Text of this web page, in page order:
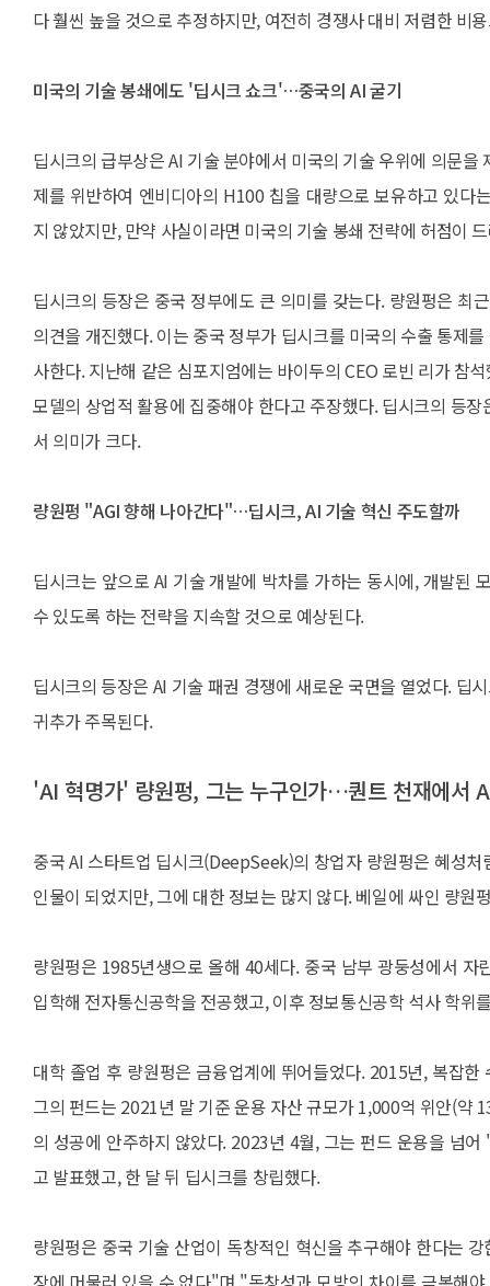
다 훨씬 높을 것으로 추정하지만, 여전히 경쟁사 대비 저렴한 비
미국의 기술 봉쇄에도 '딥시크 쇼크'…중국의 AI 굴기
딥시크의 급부상은 AI 기술 분야에서 미국의 기술 우위에 의문
제를 위반하여 엔비디아의 H100 칩을 대량으로 보유하고 있다
지 않았지만, 만약 사실이라면 미국의 기술 봉쇄 전략에 허점이
딥시크의 등장은 중국 정부에도 큰 의미를 갖는다. 량원펑은 최
의견을 개진했다. 이는 중국 정부가 딥시크를 미국의 수출 통제
사한다. 지난해 같은 심포지엄에는 바이두의 CEO 로빈 리가 참
모델의 상업적 활용에 집중해야 한다고 주장했다. 딥시크의 등
서 의미가 크다.
량원펑 "AGI 향해 나아간다"…딥시크, AI 기술 혁신 주도할까
딥시크는 앞으로 AI 기술 개발에 박차를 가하는 동시에, 개발된
수 있도록 하는 전략을 지속할 것으로 예상된다.
딥시크의 등장은 AI 기술 패권 경쟁에 새로운 국면을 열었다. 딥
귀추가 주목된다.
'AI 혁명가' 량원펑, 그는 누구인가…퀀트 천재에서
중국 AI 스타트업 딥시크(DeepSeek)의 창업자 량원펑은 혜성
인물이 되었지만, 그에 대한 정보는 많지 않다. 베일에 싸인 량원
량원펑은 1985년생으로 올해 40세다. 중국 남부 광둥성에서
입학해 전자통신공학을 전공했고, 이후 정보통신공학 석사 학위
대학 졸업 후 량원펑은 금융업계에 뛰어들었다. 2015년, 복잡
그의 펀드는 2021년 말 기준 운용 자산 규모가 1,000억 위안(약
의 성공에 안주하지 않았다. 2023년 4월, 그는 펀드 운용을 넘
고 발표했고, 한 달 뒤 딥시크를 창립했다.
량원펑은 중국 기술 산업이 독창적인 혁신을 추구해야 한다는